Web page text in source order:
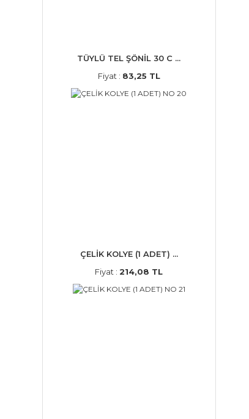
TÜYLÜ TEL ŞÖNİL 30 C ...
Fiyat : 83,25 TL
ÇELİK KOLYE (1 ADET) ...
Fiyat :214,08 TL